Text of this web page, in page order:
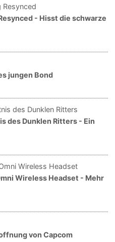
- Hisst die schwarze
jungen Bond
des Dunklen Ritters - Ein
Wireless Headset - Mehr
von Capcom